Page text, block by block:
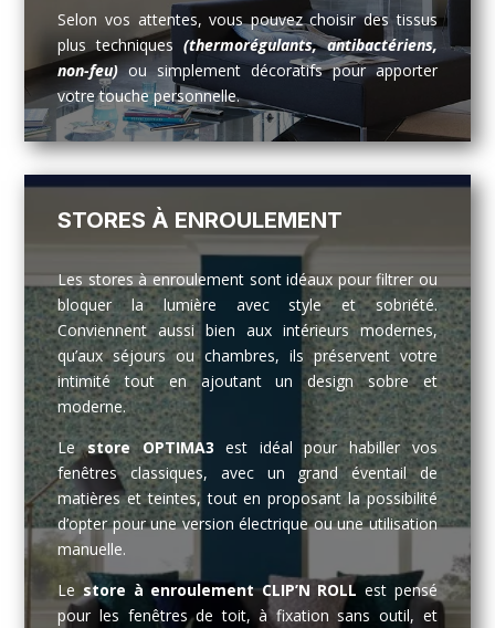
Selon vos attentes, vous pouvez choisir des tissus
plus techniques (thermorégulants, antibactériens,
non-feu)ou simplement décoratifs pour apporter
votre touche personnelle.
STORES À ENROULEMENT
Les stores à enroulement sont idéaux pour filtrer ou
bloquer la lumière avec style et sobriété.
Conviennent aussi bien aux intérieurs modernes,
qu’aux séjours ou chambres, ils préservent votre
intimité tout en ajoutant un design sobre et
moderne.
Lestore OPTIMA3 est idéal pour habiller vos
fenêtres classiques, avec un grand éventail de
matières et teintes, tout en proposant la possibilité
d’opter pour une version électrique ou une utilisation
manuelle.
Lestore à enroulement CLIP’N ROLL est pensé
pour les fenêtres de toit, à fixation sans outil, et